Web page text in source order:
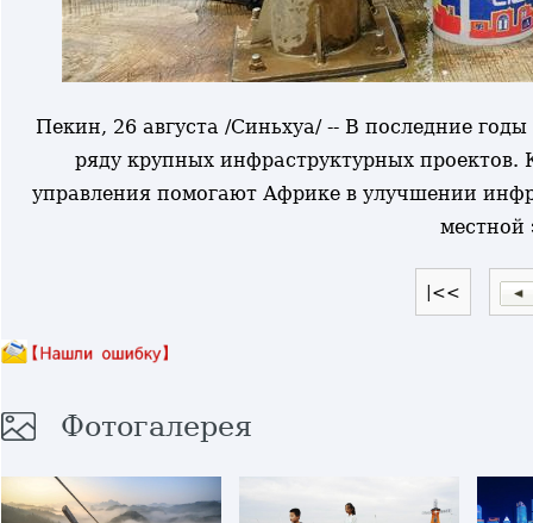
Пекин, 26 августа /Синьхуа/ -- В последние
ряду крупных инфраструктурных проектов.
управления помогают Африке в улучшении
местной
|<<
Фотогалерея